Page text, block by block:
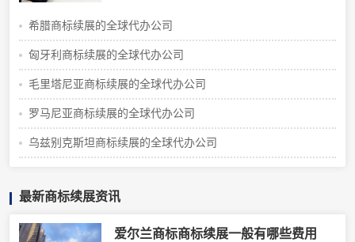
希腊商标续展的全球代办公司
匈牙利商标续展的全球代办公司
毛里塔尼亚商标续展的全球代办公司
罗马尼亚商标续展的全球代办公司
乌兹别克斯坦商标续展的全球代办公司
最新商标续展资讯
爱尔兰商标商标续展一般有哪些费用